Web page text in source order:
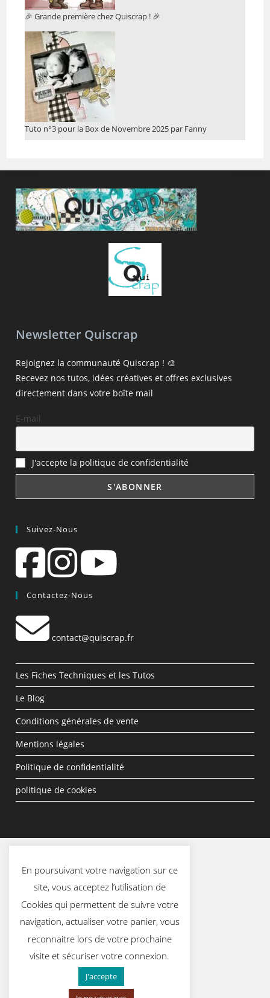
🎉 Grande première chez Quiscrap ! 🎉
Tuto n°3 pour la Box de Novembre 2025 par Fanny
Newsletter Quiscrap
Rejoignez la communauté Quiscrap ! 🎨
Recevez nos tutos, idées créatives et offres exclusives
directement dans votre boîte mail
E-mail
J'accepte la politique de confidentialité
Suivez-Nous
Contactez-Nous
contact@quiscrap.fr
Les Fiches Techniques et les Tutos
Le Blog
Conditions générales de vente
Mentions légales
Politique de confidentialité
politique de cookies
En poursuivant votre navigation sur ce
site, vous acceptez l’utilisation de
Cookies qui permettent de suivre votre
navigation, actualiser votre panier, vous
reconnaitre lors de votre prochaine
visite et sécuriser votre connexion.
J'accepte